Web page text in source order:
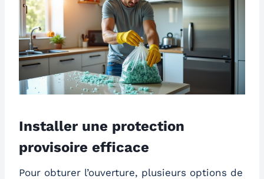
Installer une protection
provisoire efficace
Pour obturer l’ouverture, plusieurs options de